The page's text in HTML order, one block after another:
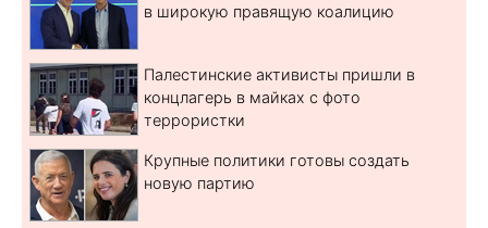
в широкую правящую коалицию
Палестинские активисты пришли в
концлагерь в майках с фото
террористки
Крупные политики готовы создать
новую партию